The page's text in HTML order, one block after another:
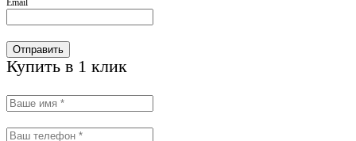
Email
Отправить
Купить в 1 клик